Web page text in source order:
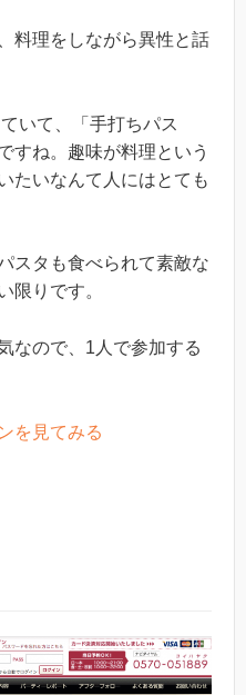
料理をしながら異性と話
いて、「手打ちパス
すね。趣味が料理という
たいなんて人にはとても
スタも食べられて素敵な
限りです。
なので、1人で参加する
を見てみる